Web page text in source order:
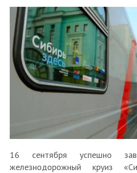
16 сентября успешно
железнодорожный круиз